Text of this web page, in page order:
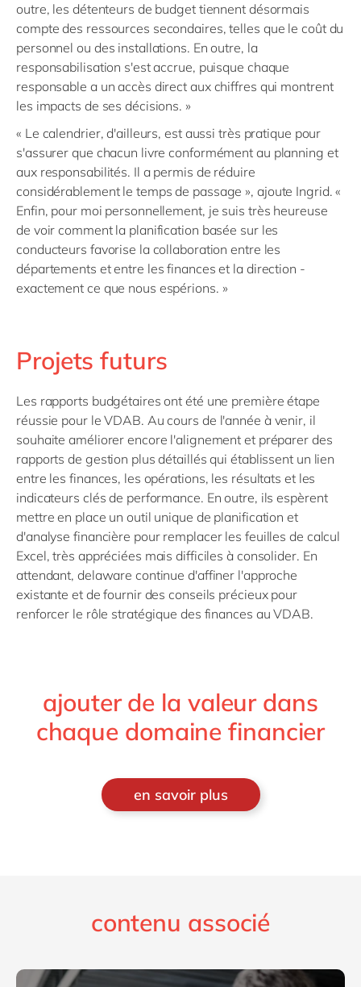
outre, les détenteurs de budget tiennent désormais
compte des ressources secondaires, telles que le coût du
personnel ou des installations. En outre, la
responsabilisation s'est accrue, puisque chaque
responsable a un accès direct aux chiffres qui montrent
les impacts de ses décisions. »
« Le calendrier, d'ailleurs, est aussi très pratique pour
s'assurer que chacun livre conformément au planning et
aux responsabilités. Il a permis de réduire
considérablement le temps de passage », ajoute Ingrid. «
Enfin, pour moi personnellement, je suis très heureuse
de voir comment la planification basée sur les
conducteurs favorise la collaboration entre les
départements et entre les finances et la direction -
exactement ce que nous espérions. »
Projets futurs
Les rapports budgétaires ont été une première étape
réussie pour le VDAB. Au cours de l'année à venir, il
souhaite améliorer encore l'alignement et préparer des
rapports de gestion plus détaillés qui établissent un lien
entre les finances, les opérations, les résultats et les
indicateurs clés de performance. En outre, ils espèrent
mettre en place un outil unique de planification et
d'analyse financière pour remplacer les feuilles de calcul
Excel, très appréciées mais difficiles à consolider. En
attendant, delaware continue d'affiner l'approche
existante et de fournir des conseils précieux pour
renforcer le rôle stratégique des finances au VDAB.
ajouter de la valeur dans
chaque domaine financier
en savoir plus
contenu associé